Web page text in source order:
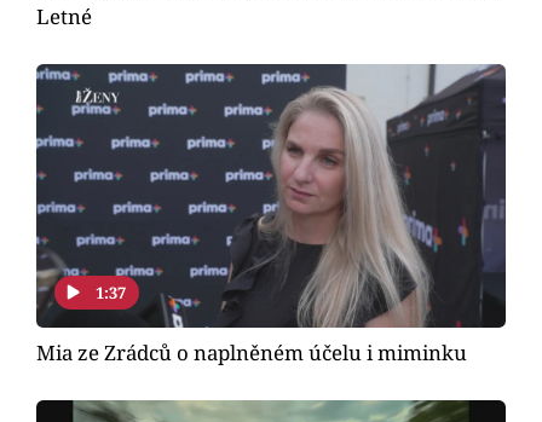
Letné
1:37
Mia ze Zrádců o naplněném účelu i miminku